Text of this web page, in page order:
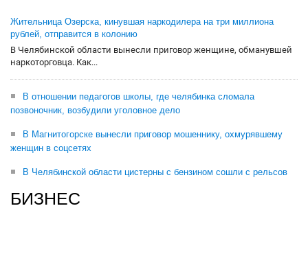
Жительница Озерска, кинувшая наркодилера на три миллиона
рублей, отправится в колонию
В Челябинской области вынесли приговор женщине, обманувшей
наркоторговца. Как...
В отношении педагогов школы, где челябинка сломала
позвоночник, возбудили уголовное дело
В Магнитогорске вынесли приговор мошеннику, охмурявшему
женщин в соцсетях
В Челябинской области цистерны с бензином сошли с рельсов
БИЗНЕС